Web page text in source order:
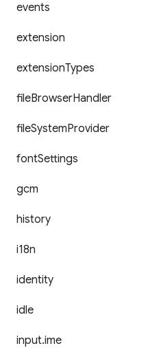
events
extension
extensionTypes
fileBrowserHandler
fileSystemProvider
fontSettings
gcm
history
i18n
identity
idle
input.ime